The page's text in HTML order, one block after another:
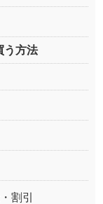
う方法
割引